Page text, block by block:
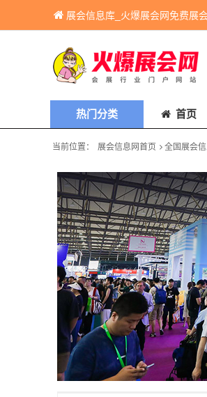
展会信息库_火爆展会网免费展
热门分类 首页
当前位置： 展会信息网首页 全国展会